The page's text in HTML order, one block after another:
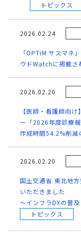
トピックス
2026.02.24
「OPTiM サスマネ
ウドWatchに掲載さ
2026.02.20
【医師・看護師向
ー「2026年度診療
作成時間54.2%削減
2026.02.20
国土交通省 東北地
いただきました
〜インフラDXの普
トピックス